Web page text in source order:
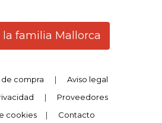
la familia Mallorca
compra |
Aviso legal
|
Proveedores
cookies
|
Contacto